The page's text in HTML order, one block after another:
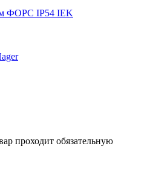
ФОРС IP54 IEK
проходит обязательную